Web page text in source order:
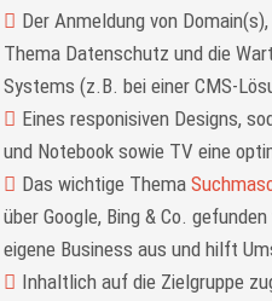
Der Anmeldung von
Thema Datenschutz und die
Systems (z.B. bei einer CMS-
Eines responisiven Designs,
und Notebook sowie TV eine
Das wichtige Thema
über Google, Bing & Co.
eigene Business aus und hilft
Inhaltlich auf die Zielgruppe